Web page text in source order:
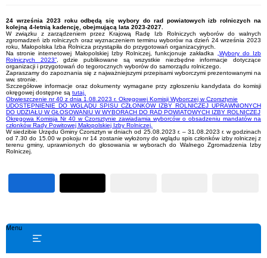
24 września 2023 roku odbędą się wybory do rad powiatowych izb rolniczych na
kolejną 4-letnią kadencję, obejmującą lata 2023-2027.
W związku z zarządzeniem przez Krajową Radę Izb Rolniczych wyborów do walnych
zgromadzeń izb rolniczych oraz wyznaczeniem terminu wyborów na dzień 24 września 2023
roku, Małopolska Izba Rolnicza przystąpiła do przygotowań organizacyjnych.
Na stronie internetowej Małopolskiej Izby Rolniczej, funkcjonuje zakładka
„Wybory do Izb
Rolniczych 2023”, gdzie publikowane są wszystkie niezbędne informacje dotyczące
organizacji i przygotowań do tegorocznych wyborów do samorządu rolniczego.
Zapraszamy do zapoznania się z najważniejszymi przepisami wyborczymi prezentowanymi na
ww. stronie.
Szczegółowe informacje oraz dokumenty wymagane przy zgłoszeniu kandydata do komisji
okręgowej dostępne są tutaj.
Obwieszczenie nr 40 z dnia 1.08.2023 r. Okręgowej Komisji Wyborczej w Czorsztynie
UDOSTĘPNIENIE DO WGLĄDU SPISU CZŁONKÓW IZBY ROLNICZEJ UPRAWNIONYCH
DO UDZIAŁU W GŁOSOWANIU W WYBORACH DO RAD POWIATOWYCH IZBY ROLNICZEJ
Okręgowa Komisja Nr 40 w Czorsztynie zawiadamia wyborców o obsadzeniu mandatów na
członków Rady Powitowej Małopolskiej Izby Rolniczej.
W siedzibie Urzędu Gminy Czorsztyn w dniach od 25.08.2023 r. – 31.08.2023 r. w godzinach
od 7.30 do 15.00 w pokoju nr 14 zostanie wyłożony do wglądu spis członków izby rolniczej z
terenu gminy, uprawnionych do głosowania w wyborach do Walnego Zgromadzenia Izby
Rolniczej.
Menu